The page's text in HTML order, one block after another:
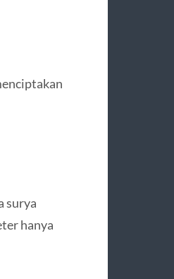
surya
hanya